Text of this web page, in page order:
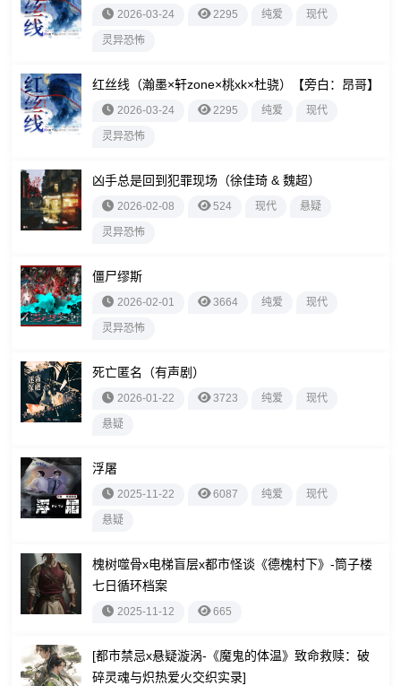
2026-03-24 2295 纯爱 现代
灵异恐怖
红丝线（瀚墨×轩zone×桃xk×杜骁）【旁白：昂哥】
2026-03-24 2295 纯爱 现代
灵异恐怖
凶手总是回到犯罪现场（徐佳琦 & 魏超）
2026-02-08 524 现代 悬疑
灵异恐怖
僵尸缪斯
2026-02-01 3664 纯爱 现代
灵异恐怖
死亡匿名（有声剧）
2026-01-22 3723 纯爱 现代
悬疑
浮屠
2025-11-22 6087 纯爱 现代
悬疑
槐树噬骨x电梯盲层x都市怪谈《德槐村下》-筒子楼
七日循环档案
2025-11-12 665
[都市禁忌x悬疑漩涡-《魔鬼的体温》致命救赎：破
碎灵魂与炽热爱火交织实录]